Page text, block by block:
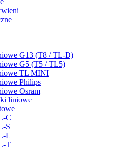
G13 (T8 / TL-D)
G5 (T5 / TL5)
TL MINI
Philips
Osram
liniowe
C
S
L
T